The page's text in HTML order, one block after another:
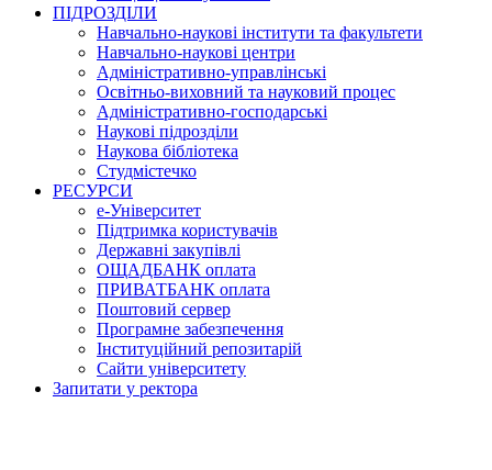
ПІДРОЗДІЛИ
Навчально-наукові інститути та факультети
Навчально-наукові центри
Адміністративно-управлінські
Освітньо-виховний та науковий процес
Адміністративно-господарські
Наукові підрозділи
Наукова бібліотека
Студмістечко
РЕСУРСИ
е-Університет
Підтримка користувачів
Державні закупівлі
ОЩАДБАНК оплата
ПРИВАТБАНК оплата
Поштовий сервер
Програмне забезпечення
Інституційний репозитарій
Сайти університету
Запитати у ректора